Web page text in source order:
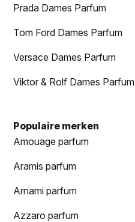
Prada Dames Parfum
Tom Ford Dames Parfum
Versace Dames Parfum
Viktor & Rolf Dames Parfum
Populaire merken
Amouage parfum
Aramis parfum
Arnami parfum
Azzaro parfum